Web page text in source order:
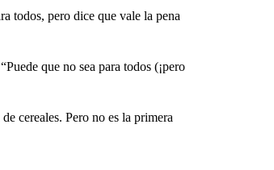
todos, pero dice que vale la pena
que no sea para todos (¡pero
cereales. Pero no es la primera